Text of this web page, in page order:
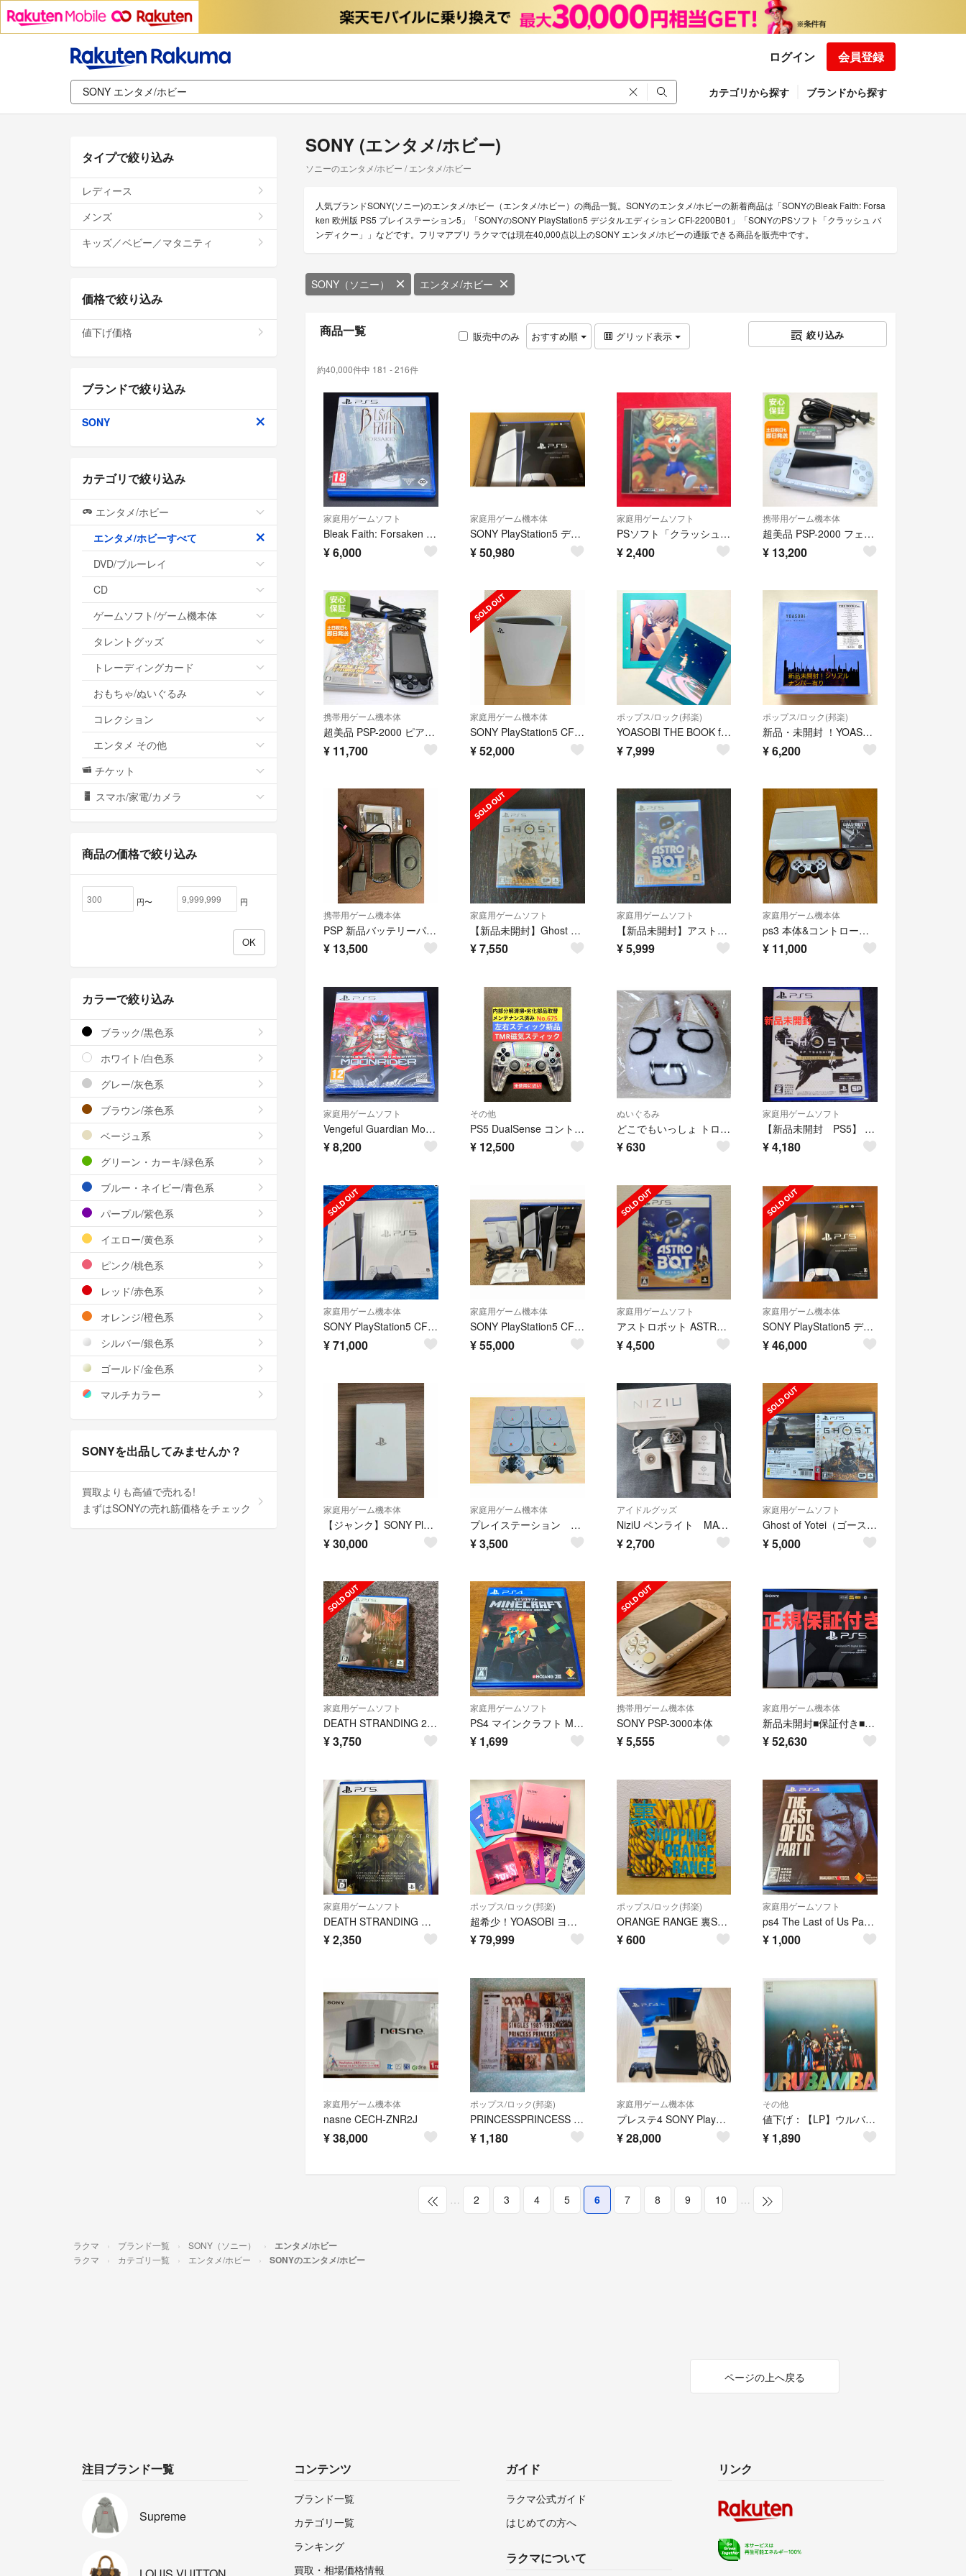
ログイン 会員登録
カテゴリから探す ブランドから探す
SONY (エンタメ/ホビー)
ソニーのエンタメ/ホビー / エンタメ/ホビー
人気ブランドSONY(ソニー)のエンタメ/ホビー（エンタメ/ホビー）の商品一覧。SONYのエンタメ/ホビーの新着商品は「SONYのBleak Faith: Forsa
ken 欧州版 PS5 プレイステーション5」「SONYのSONY PlayStation5 デジタルエディション CFI-2200B01」「SONYのPSソフト「クラッシュ バ
ンディクー」」などです。フリマアプリ ラクマでは現在40,000点以上のSONY エンタメ/ホビーの通販できる商品を販売中です。
SONY（ソニー） エンタメ/ホビー
商品一覧 販売中のみ おすすめ順 グリッド表示 絞り込み
約40,000件中 181 - 216件
家庭用ゲームソフト
Bleak Faith: Forsaken 欧州版 PS5 プレイステーション5
¥6,000
家庭用ゲーム機本体
SONY PlayStation5 デジタルエディション CFI-2200B01
¥50,980
家庭用ゲームソフト
PSソフト「クラッシュ バンディクー」
¥2,400
携帯用ゲーム機本体
超美品 PSP-2000 フェリシア・ブルー
¥ 13,200
携帯用ゲーム機本体
超美品 PSP-2000 ピアノ・ブラック
¥ 11,700
家庭用ゲーム機本体
SONY PlayStation5 CFI-1000A01
¥52,000
ポップス/ロック(邦楽)
YOASOBI THE BOOK for, タワーレコード＆新星堂インデックス
¥7,999
ポップス/ロック(邦楽)
新品・未開封 ！YOASOBI THE BOOK for, CD+特製バインダー
¥6,200
携帯用ゲーム機本体
PSP 新品バッテリーパック付き 動作OK 美品PSP3000ブラックケース付き
¥ 13,500
家庭用ゲームソフト
【新品未開封】Ghost of Yotei（ゴースト・オブ・ヨウテイ）
¥7,550
家庭用ゲームソフト
【新品未開封】アストロボット
¥5,999
家庭用ゲーム機本体
ps3 本体&コントローラーセット おまけ
¥ 11,000
家庭用ゲームソフト
Vengeful Guardian Moonrider ムーンライダー ガーディアンの逆襲 欧州版 PS5 プレイステーション5
¥8,200
その他
PS5 DualSense コントローラー TMR クリア 美品 675
¥ 12,500
ぬいぐるみ
どこでもいっしょ トロのフェイスマスコット E
¥630
家庭用ゲームソフト
【新品未開封 PS5】 Ghost of Tsushima Directors cut
¥4,180
家庭用ゲーム機本体
SONY PlayStation5 CFI-2000A01
¥71,000
家庭用ゲーム機本体
SONY PlayStation5 CFI-1200B01 ディスクドライブ付
¥55,000
家庭用ゲームソフト
アストロボット ASTROBOT PS5
¥4,500
家庭用ゲーム機本体
SONY PlayStation5 デジタルエディション CFI-2200B01
¥46,000
家庭用ゲーム機本体
【ジャンク】SONY PlayStationVita TV本体 VTE-1000
¥30,000
家庭用ゲーム機本体
プレイステーション 本体 4台
¥3,500
アイドルグッズ
NiziU ペンライト MAYUKA
¥2,700
家庭用ゲームソフト
Ghost of Yotei（ゴースト・オブ・ヨウテイ）
¥5,000
家庭用ゲームソフト
DEATH STRANDING 2: ON THE BEACH
¥3,750
家庭用ゲームソフト
PS4 マインクラフト Minecraft PlayStation4 Edition
¥ 1,699
携帯用ゲーム機本体
SONY PSP-3000本体
¥5,555
家庭用ゲーム機本体
新品未開封■保証付き■PlayStation5 デジタル・エディション 日本語専用■国内正規品
¥52,630
家庭用ゲームソフト
DEATH STRANDING DIRECTOR'S CUTデスストライディング
¥2,350
ポップス/ロック(邦楽)
超希少！YOASOBI ヨアソビCD「THE BOOK」インデックス6枚セット
¥79,999
ポップス/ロック(邦楽)
ORANGE RANGE 裏SHOPPING アルバム
¥600
家庭用ゲームソフト
ps4 The Last of Us Part II（ラスト・オブ・アス パートII）
¥ 1,000
家庭用ゲーム機本体
nasne CECH-ZNR2J
¥38,000
ポップス/ロック(邦楽)
PRINCESSPRINCESS プリプリ プリンセスプリンセス ベスト CD
¥ 1,180
家庭用ゲーム機本体
プレステ4 SONY PlayStation4 Pro 本体 CUH-7000BB01
¥28,000
その他
値下げ：【LP】ウルバンバ／ウルバンバの魂
¥ 1,890
… 2 3 4 5 6 7 8 9 10 …
タイプで絞り込み
レディース
メンズ
キッズ／ベビー／マタニティ
価格で絞り込み
値下げ価格
ブランドで絞り込み
SONY
カテゴリで絞り込み
エンタメ/ホビー
エンタメ/ホビーすべて
DVD/ブルーレイ
CD
ゲームソフト/ゲーム機本体
タレントグッズ
トレーディングカード
おもちゃ/ぬいぐるみ
コレクション
エンタメ その他
チケット
スマホ/家電/カメラ
商品の価格で絞り込み
円〜 円
カラーで絞り込み
ブラック/黒色系
ホワイト/白色系
グレー/灰色系
ブラウン/茶色系
ベージュ系
グリーン・カーキ/緑色系
ブルー・ネイビー/青色系
パープル/紫色系
イエロー/黄色系
ピンク/桃色系
レッド/赤色系
オレンジ/橙色系
シルバー/銀色系
ゴールド/金色系
マルチカラー
SONYを出品してみませんか？
買取よりも高値で売れる!
まずはSONYの売れ筋価格をチェック
ラクマ ブランド一覧 SONY（ソニー） エンタメ/ホビー
ラクマ カテゴリ一覧 エンタメ/ホビー SONYのエンタメ/ホビー
ページの上へ戻る
注目ブランド一覧
Supreme
コンテンツ
ブランド一覧
カテゴリ一覧
ランキング
買取・相場価格情報
ガイド
ラクマ公式ガイド
はじめての方へ
ラクマについて
リンク